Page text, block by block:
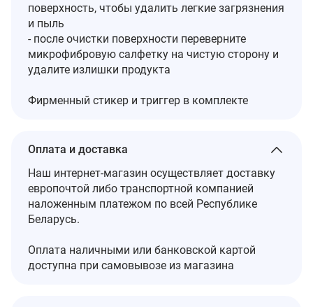
поверхность, чтобы удалить легкие загрязнения
и пыль
- после очистки поверхности переверните
микрофибровую салфетку на чистую сторону и
удалите излишки продукта
Фирменный стикер и триггер в комплекте
Оплата и доставка
Наш интернет-магазин осуществляет доставку
европочтой либо транспортной компанией
наложенным платежом по всей Республике
Беларусь.
Оплата наличными или банковской картой
доступна при самовывозе из магазина